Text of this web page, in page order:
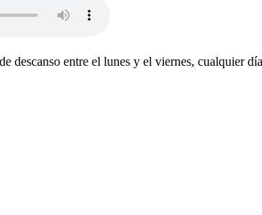
descanso entre el lunes y el viernes, cualquier